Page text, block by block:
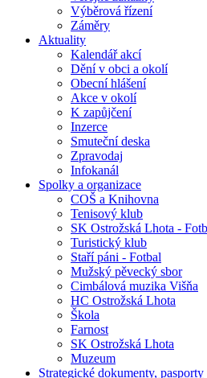
Výběrová řízení
Záměry
Aktuality
Kalendář akcí
Dění v obci a okolí
Obecní hlášení
Akce v okolí
K zapůjčení
Inzerce
Smuteční deska
Zpravodaj
Infokanál
Spolky a organizace
COŠ a Knihovna
Tenisový klub
SK Ostrožská Lhota -
Turistický klub
Staří páni - Fotbal
Mužský pěvecký sbor
Cimbálová muzika Višňa
HC Ostrožská Lhota
Škola
Farnost
SK Ostrožská Lhota
Muzeum
Strategické dokumenty, pasporty